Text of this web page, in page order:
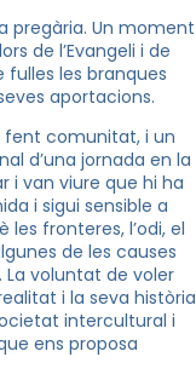
pregària. Un moment
de l’Evangeli i de
fulles les branques
aportacions.
fent comunitat, i un
d’una jornada en la
i van viure que hi ha
i sigui sensible a
fronteres, l’odi, el
de les causes
La voluntat de voler
i la seva història
intercultural i
ens proposa